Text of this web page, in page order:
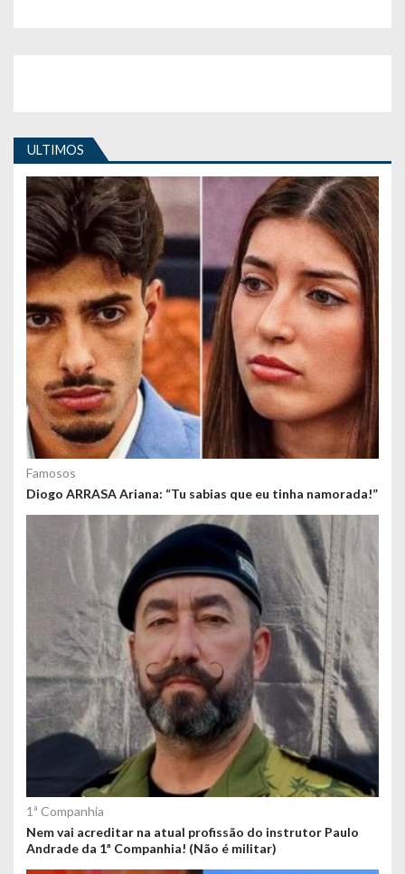
g
o
s
ULTIMOS
Famosos
Diogo ARRASA Ariana: “Tu sabias que eu tinha namorada!”
1ª Companhia
Nem vai acreditar na atual profissão do instrutor Paulo
Andrade da 1ª Companhia! (Não é militar)